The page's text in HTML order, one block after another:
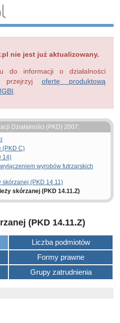
nie jest już aktualizowany.
do informacji o działalności
przejrzyj ofertę produktową
Działalności (PKD) 2007:
(PKD C)
14)
wyrobów futrzarskich
skórzanej (PKD 14.11)
skórzanej (PKD 14.11.Z)
(PKD 14.11.Z)
Liczba podmiotów
Formy prawne
Grupy zatrudnienia